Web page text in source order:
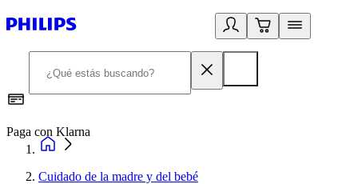
Paga con Klarna
Cuidado de la madre y del bebé